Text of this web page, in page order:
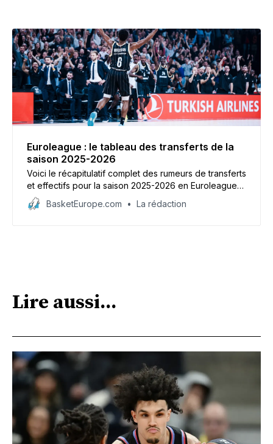
Euroleague : le tableau des transferts de la
saison 2025-2026
Voici le récapitulatif complet des rumeurs de transferts
et effectifs pour la saison 2025-2026 en Euroleague
où 20 équipes sont attendues dont trois de l’élite
française : Monaco, Paris et l’ASVEL.
BasketEurope.com La rédaction
Lire aussi...